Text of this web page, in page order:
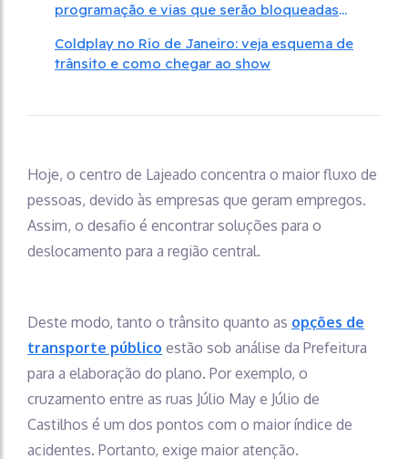
programação e vias que serão bloqueadas
Coldplay no Rio de Janeiro: veja esquema de
trânsito e como chegar ao show
Hoje, o centro de Lajeado concentra o maior fluxo de
pessoas, devido às empresas que geram empregos.
Assim, o desafio é encontrar soluções para o
deslocamento para a região central.
Deste modo, tanto o trânsito quanto as opções de
transporte público estão sob análise da Prefeitura
para a elaboração do plano. Por exemplo, o
cruzamento entre as ruas Júlio May e Júlio de
Castilhos é um dos pontos com o maior índice de
acidentes. Portanto, exige maior atenção.